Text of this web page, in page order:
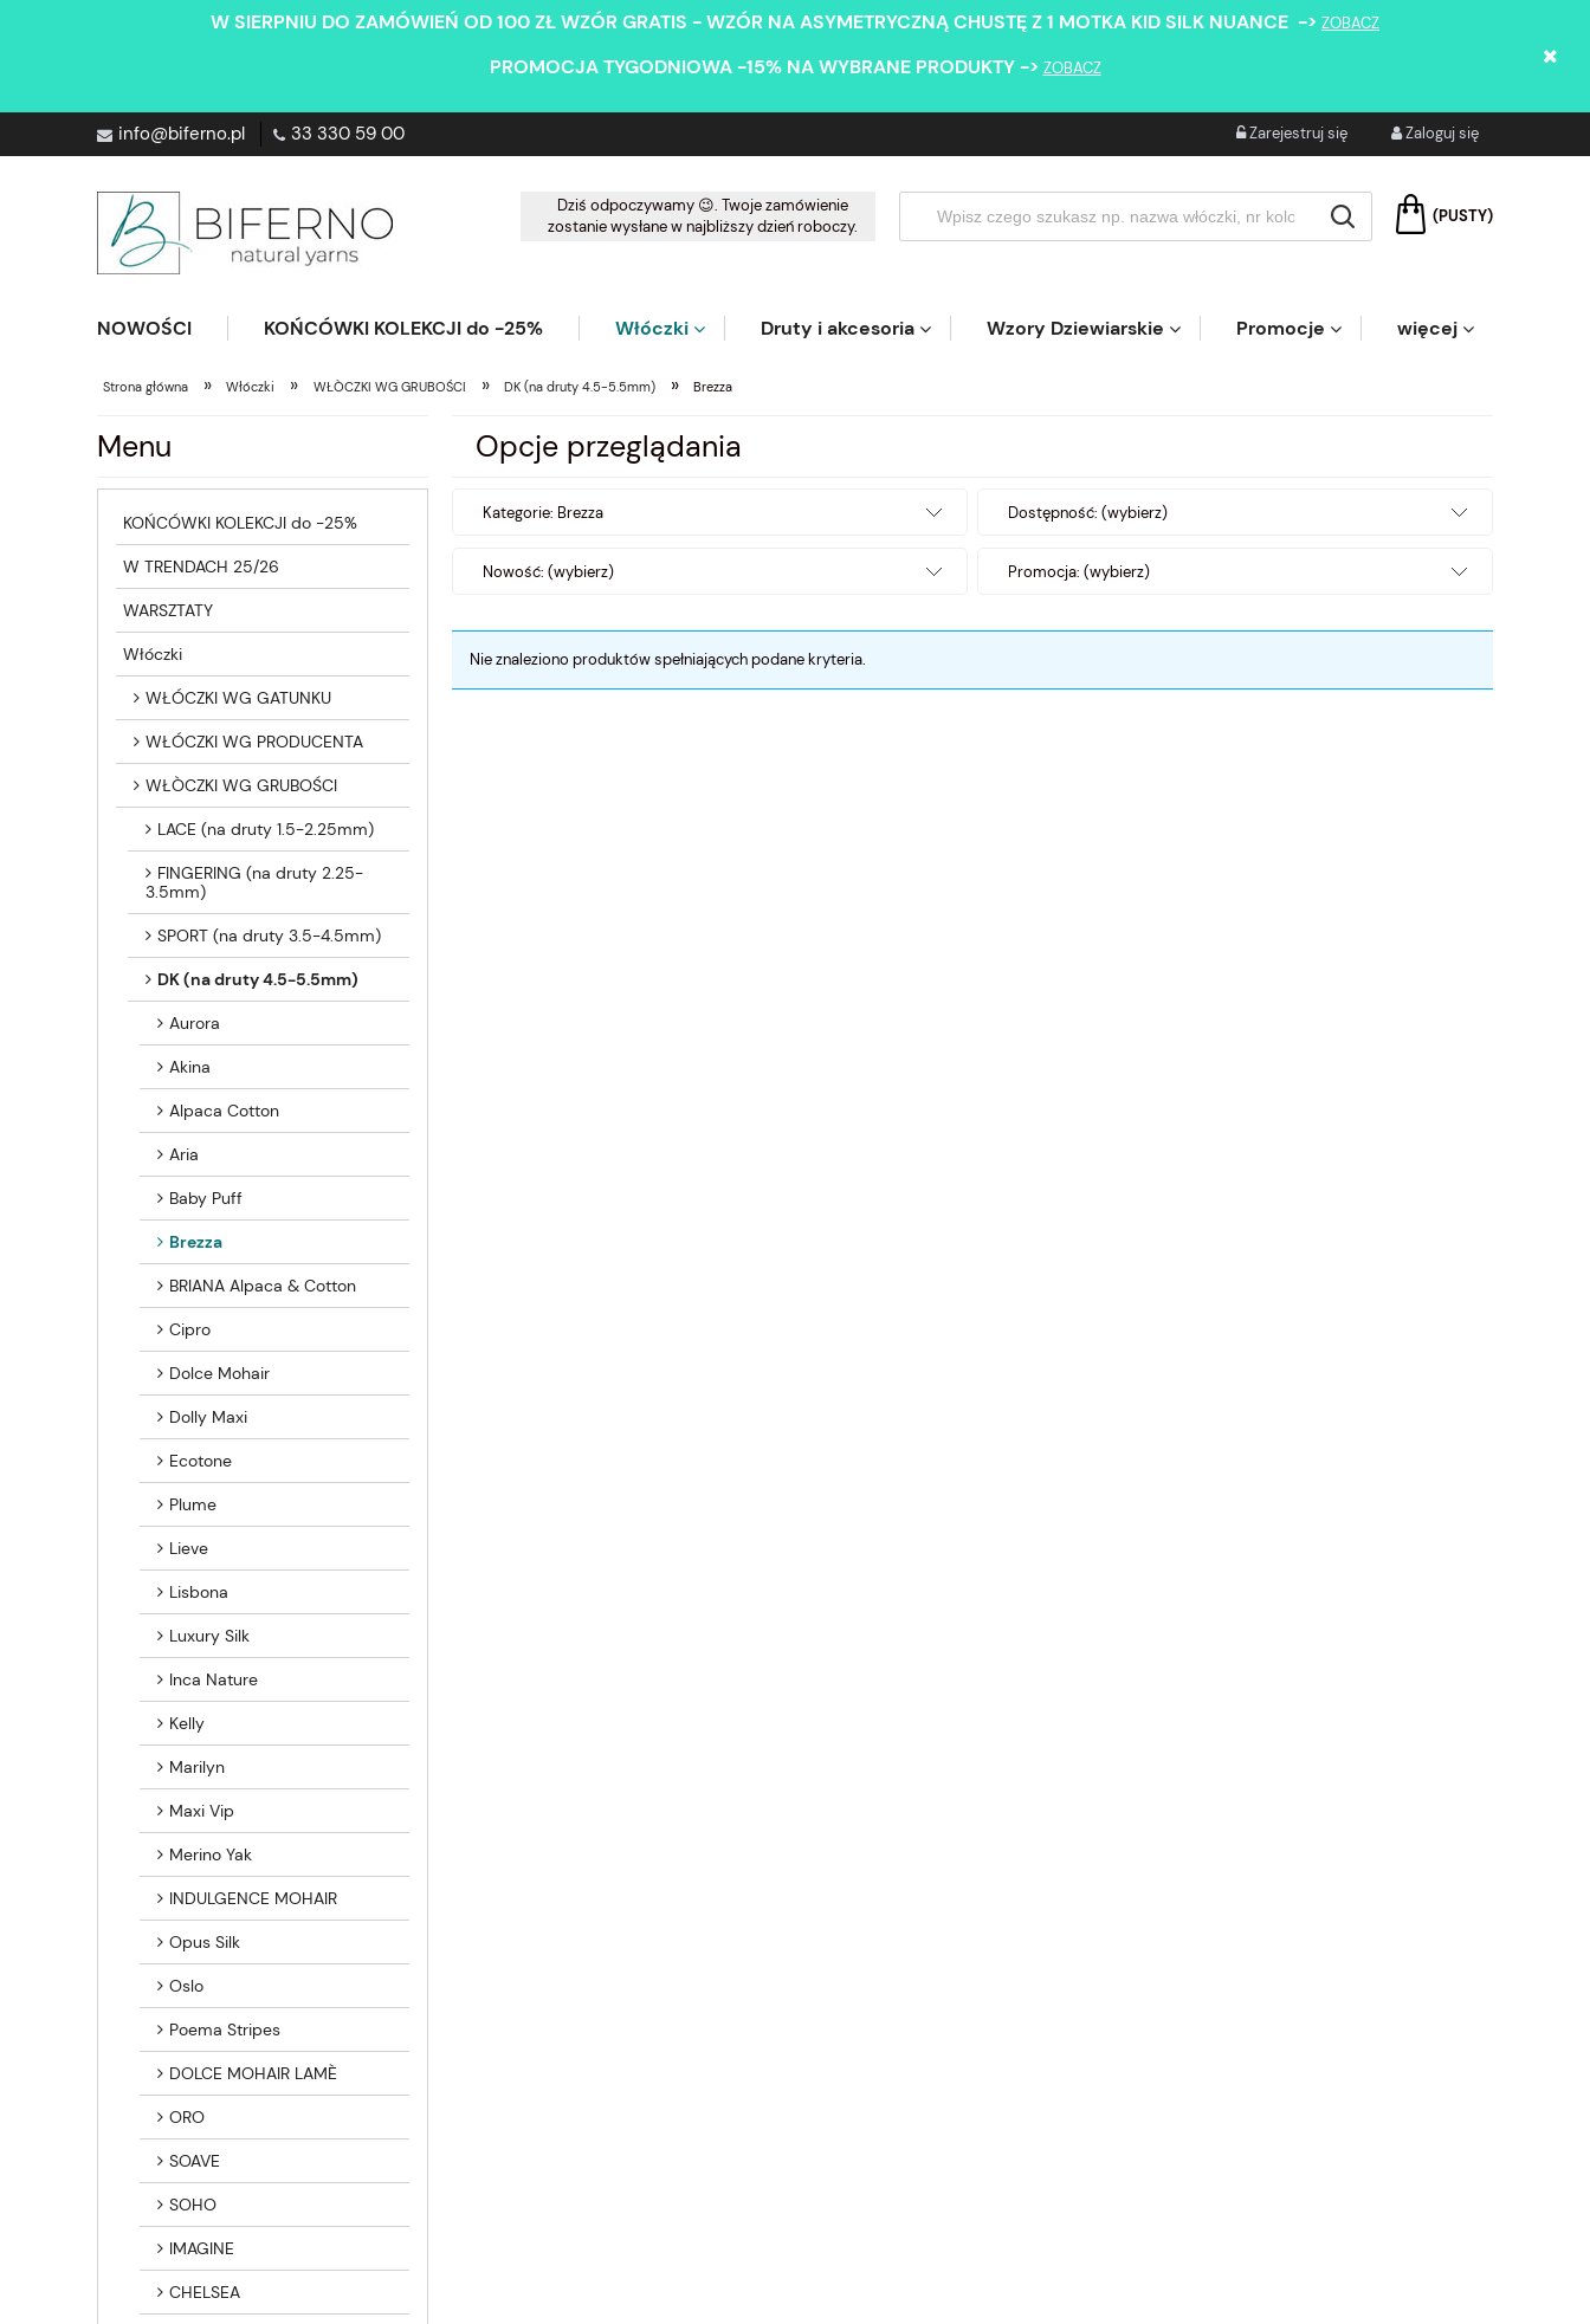
W SIERPNIU DO ZAMÓWIEŃ OD 100 ZŁ WZÓR GRATIS - WZÓR NA ASYMETRYCZNĄ CHUSTĘ Z 1 MOTKA KID SILK NUANCE -> ZOBACZ
PROMOCJA TYGODNIOWA -15% NA WYBRANE PRODUKTY -> ZOBACZ
info@biferno.pl 33 330 59 00 Zarejestruj się Zaloguj się
(PUSTY)
Dziś odpoczywamy 😉. Twoje zamówienie
zostanie wysłane w najbliższy dzień roboczy.
NOWOŚCI KOŃCÓWKI KOLEKCJI do -25% Włóczki Druty i akcesoria Wzory Dziewiarskie Promocje więcej
Strona główna » Włóczki » WŁÒCZKI WG GRUBOŚCI » DK (na druty 4.5-5.5mm) » Brezza
Menu
KOŃCÓWKI KOLEKCJI do -25%
W TRENDACH 25/26
WARSZTATY
Włóczki
WŁÓCZKI WG GATUNKU
WŁÓCZKI WG PRODUCENTA
WŁÒCZKI WG GRUBOŚCI
LACE (na druty 1.5-2.25mm)
FINGERING (na druty 2.25-
3.5mm)
SPORT (na druty 3.5-4.5mm)
DK (na druty 4.5-5.5mm)
Aurora
Akina
Alpaca Cotton
Aria
Baby Puff
Brezza
BRIANA Alpaca & Cotton
Cipro
Dolce Mohair
Dolly Maxi
Ecotone
Plume
Lieve
Lisbona
Luxury Silk
Inca Nature
Kelly
Marilyn
Maxi Vip
Merino Yak
INDULGENCE MOHAIR
Opus Silk
Oslo
Poema Stripes
DOLCE MOHAIR LAMÈ
ORO
SOAVE
SOHO
IMAGINE
CHELSEA
Opcje przeglądania
Kategorie: Brezza Dostępność: (wybierz)
Nowość: (wybierz) Promocja: (wybierz)
Nie znaleziono produktów spełniających podane kryteria.